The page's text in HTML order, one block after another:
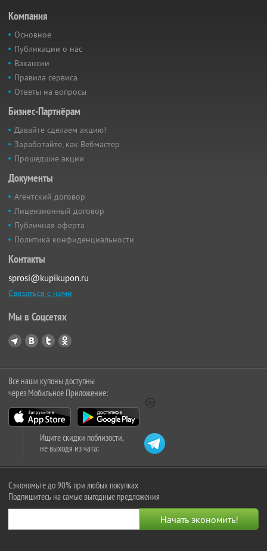
Компания
Основное
Публикации о нас
Вакансии
Правила сервиса
Ответы на вопросы
Бизнес-Партнёрам
Давайте сделаем акцию!
Заработайте, как Вебмастер
Прошедшие акции
Документы
Агентский договор
Лицензионный договор
Публичная оферта
Политика конфиденциальности
Контакты
sprosi@kupikupon.ru
Связаться с нами
Мы в Соцсетях
Все наши купоны доступны
через Мобильное Приложение:
Ищите скидки поблизости,
не выходя из чата:
Сэкономьте до 90% при любых покупках
Подпишитесь на самые выгодные предложения